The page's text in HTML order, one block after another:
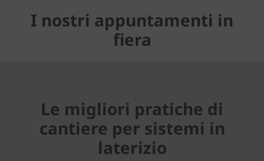
I nostri appuntamenti in
fiera
Le migliori pratiche di
cantiere per sistemi in
laterizio